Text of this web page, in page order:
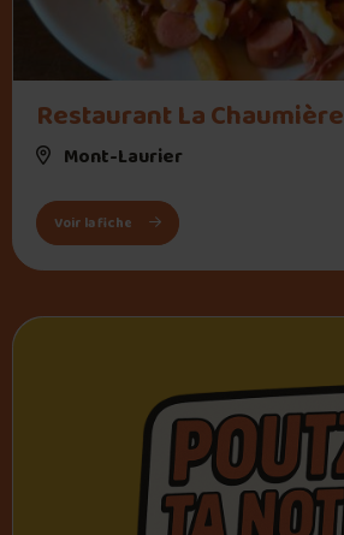
Restaurant La Chaumière
Mont-Laurier
Voir la fiche : Restaurant La Chaumière